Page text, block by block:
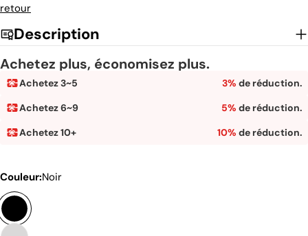
de
vente
habituel
retour
Description
Achetez plus, économisez plus.
Achetez 3~5 3% de réduction.
Achetez 6~9
5% de réduction.
Achetez 10+
10% de réduction.
Couleur:Noir